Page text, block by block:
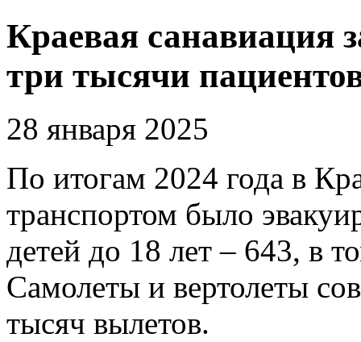
Краевая санавиация
три тысячи
28 января 2025
По итогам 2024 года в
транспортом было
детей до 18 лет – 643, в
Самолеты и вертолеты
тысяч вылетов.